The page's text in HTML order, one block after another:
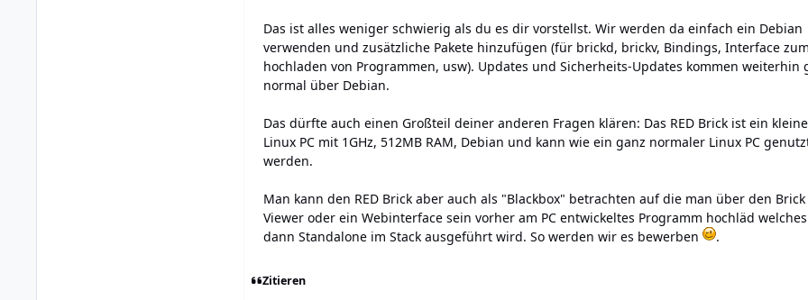
Das ist alles weniger schwierig als du es dir vorstellst. Wir werden da einfach ein Debian
verwenden und zusätzliche Pakete hinzufügen (für brickd, brickv, Bindings, Interface
hochladen von Programmen, usw). Updates und Sicherheits-Updates kommen weiterhin
normal über Debian.
Das dürfte auch einen Großteil deiner anderen Fragen klären: Das RED Brick ist ein
Linux PC mit 1GHz, 512MB RAM, Debian und kann wie ein ganz normaler Linux PC
werden.
Man kann den RED Brick aber auch als "Blackbox" betrachten auf die man über den Brick
Viewer oder ein Webinterface sein vorher am PC entwickeltes Programm hochläd welches
dann Standalone im Stack ausgeführt wird. So werden wir es bewerben
.
Zitieren